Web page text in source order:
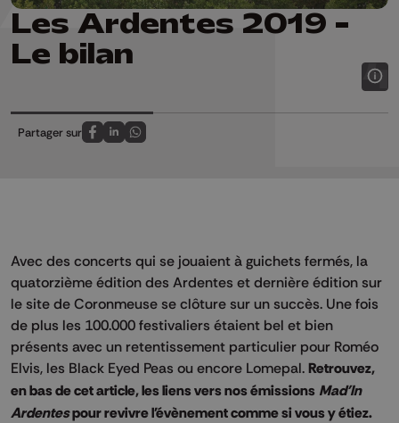
Les Ardentes 2019 -
Le bilan
Partager sur
Partagez sur FaceBook
Partagez sur LinkedIn
Partagez sur Whatsapp
Avec des concerts qui se jouaient à guichets fermés, la
quatorzième édition des Ardentes et dernière édition sur
le site de Coronmeuse se clôture sur un succès. Une fois
de plus les 100.000 festivaliers étaient bel et bien
présents avec un retentissement particulier pour Roméo
Elvis, les Black Eyed Peas ou encore Lomepal. Retrouvez,
en bas de cet article, les liens vers nos émissions Mad'In
Ardentespour revivre l'évènement comme si vous y étiez.